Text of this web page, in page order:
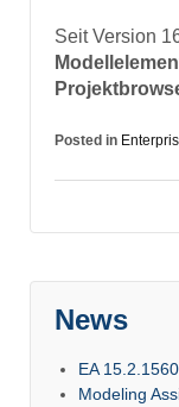
Seit Version
Posted in
News
EA
Modeling